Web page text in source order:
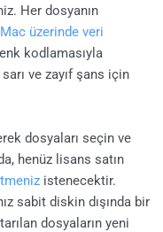
Her dosyanın
Mac üzerinde veri
kodlamasıyla
ve zayıf şans için
dosyaları seçin ve
henüz lisans satın
istenecektir.
sabit diskin dışında bir
dosyaların yeni